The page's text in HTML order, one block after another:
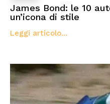
James Bond: le 10
un’icona di stile
Leggi articolo...